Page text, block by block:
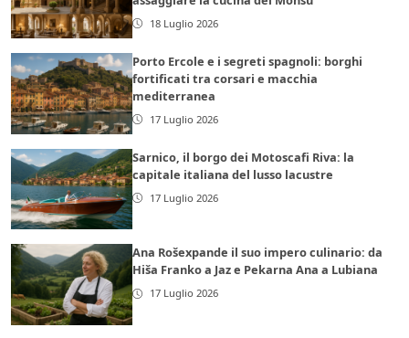
18 Luglio 2026
Porto Ercole e i segreti spagnoli: borghi
fortificati tra corsari e macchia
mediterranea
17 Luglio 2026
Sarnico, il borgo dei Motoscafi Riva: la
capitale italiana del lusso lacustre
17 Luglio 2026
Ana Rošexpande il suo impero culinario: da
Hiša Franko a Jaz e Pekarna Ana a Lubiana
17 Luglio 2026